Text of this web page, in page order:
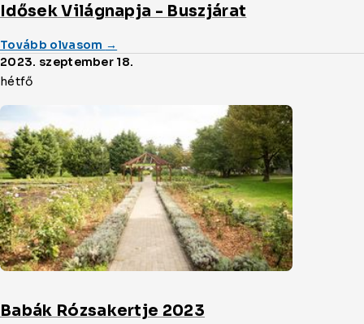
Idősek Világnapja - Buszjárat
Tovább olvasom (a/az)
Idősek
cikket
→
Babák Rózsakertje 2023
2023. szeptember 18.
hétfő